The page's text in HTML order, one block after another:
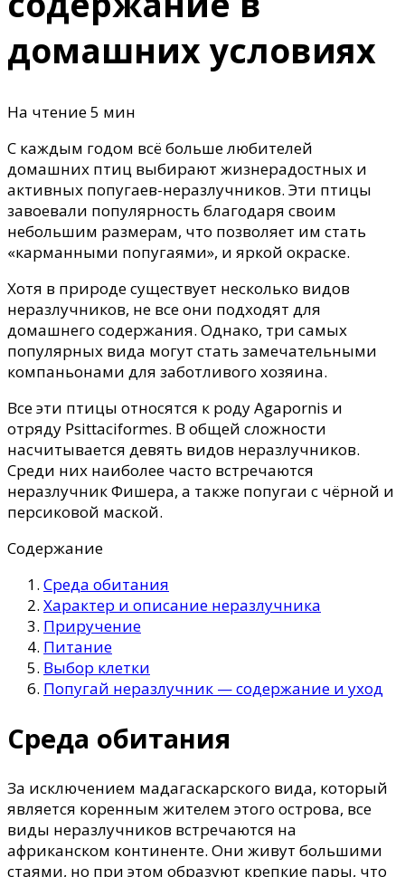
домашних условиях
На чтение5 мин
С каждым годом всё больше любителей
домашних птиц выбирают жизнерадостных и
активных попугаев-неразлучников. Эти птицы
завоевали популярность благодаря своим
небольшим размерам, что позволяет им стать
«карманными попугаями», и яркой окраске.
Хотя в природе существует несколько видов
неразлучников, не все они подходят для
домашнего содержания. Однако, три самых
популярных вида могут стать замечательными
компаньонами для заботливого хозяина.
Все эти птицы относятся к роду Agapornis и
отряду Psittaciformes. В общей сложности
насчитывается девять видов неразлучников.
Среди них наиболее часто встречаются
неразлучник Фишера, а также попугаи с чёрной и
персиковой маской.
Содержание
Среда обитания
Характер и описание неразлучника
Приручение
Питание
Выбор клетки
Попугай неразлучник — содержание и уход
Среда обитания
За исключением мадагаскарского вида, который
является коренным жителем этого острова, все
виды неразлучников встречаются на
африканском континенте. Они живут большими
стаями, но при этом образуют крепкие пары, что